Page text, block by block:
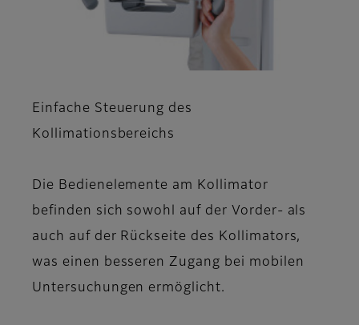
Einfache Steuerung des
Kollimationsbereichs
Die Bedienelemente am Kollimator
befinden sich sowohl auf der Vorder- als
auch auf der Rückseite des Kollimators,
was einen besseren Zugang bei mobilen
Untersuchungen ermöglicht.